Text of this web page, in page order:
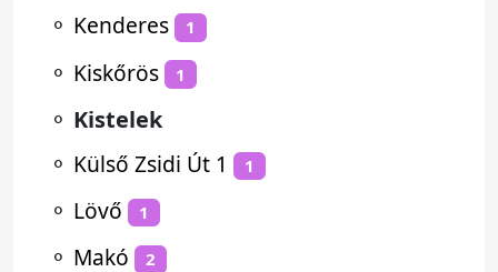
⚬ Kenderes 1
⚬ Kiskőrös 1
⚬ Kistelek
⚬ Külső Zsidi Út 1 1
⚬ Lövő 1
⚬ Makó 2